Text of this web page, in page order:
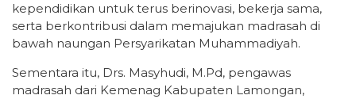
kependidikan untuk terus berinovasi, bekerja sama,
serta berkontribusi dalam memajukan madrasah di
bawah naungan Persyarikatan Muhammadiyah.
Sementara itu, Drs. Masyhudi, M.Pd, pengawas
madrasah dari Kemenag Kabupaten Lamongan,